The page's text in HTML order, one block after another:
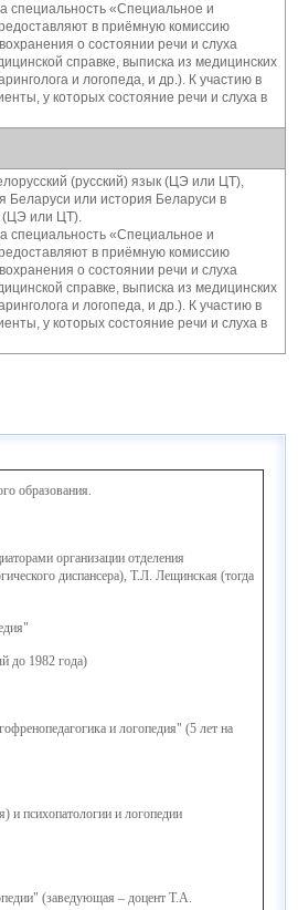
специальность «Специальное и
в приёмную комиссию
о состоянии речи и слуха
справке, выписка из медицинских
и логопеда, и др.). К участию в
у которых состояние речи и слуха в
(русский) язык (ЦЭ или ЦТ),
Беларуси или история Беларуси в
(ЦЭ или ЦТ).
специальность «Специальное и
в приёмную комиссию
о состоянии речи и слуха
справке, выписка из медицинских
и логопеда, и др.). К участию в
у которых состояние речи и слуха в
образования.
организации отделения
диспансера), Т.Л. Лещинская (тогда
до 1982 года)
и логопедия" (5 лет на
и психопатологии и логопедии
(заведующая – доцент Т.А.